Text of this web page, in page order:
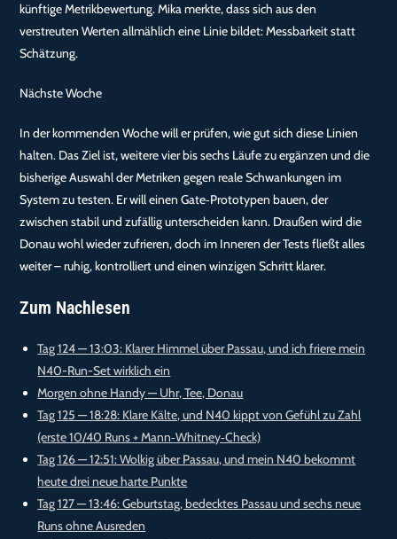
künftige Metrikbewertung. Mika merkte, dass sich aus den
verstreuten Werten allmählich eine Linie bildet: Messbarkeit statt
Schätzung.
Nächste Woche
In der kommenden Woche will er prüfen, wie gut sich diese Linien
halten. Das Ziel ist, weitere vier bis sechs Läufe zu ergänzen und die
bisherige Auswahl der Metriken gegen reale Schwankungen im
System zu testen. Er will einen Gate‑Prototypen bauen, der
zwischen stabil und zufällig unterscheiden kann. Draußen wird die
Donau wohl wieder zufrieren, doch im Inneren der Tests fließt alles
weiter – ruhig, kontrolliert und einen winzigen Schritt klarer.
Zum Nachlesen
Tag 124 — 13:03: Klarer Himmel über Passau, und ich friere mein
N40-Run-Set wirklich ein
Morgen ohne Handy — Uhr, Tee, Donau
Tag 125 — 18:28: Klare Kälte, und N40 kippt von Gefühl zu Zahl
(erste 10/40 Runs + Mann‑Whitney‑Check)
Tag 126 — 12:51: Wolkig über Passau, und mein N40 bekommt
heute drei neue harte Punkte
Tag 127 — 13:46: Geburtstag, bedecktes Passau und sechs neue
Runs ohne Ausreden